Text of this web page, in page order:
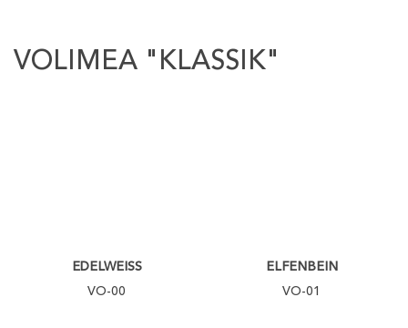
VOLIMEA "KLASSIK"
EDELWEISS
VO-00
ELFENBEIN
VO-01